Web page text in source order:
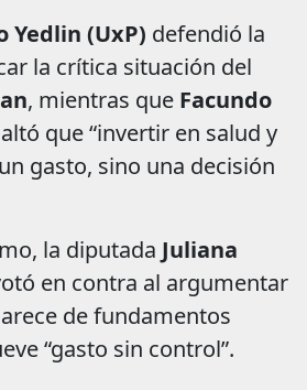
Yedlin (UxP) defendió la
la crítica situación del
, mientras que Facundo
que “invertir en salud y
gasto, sino una decisión
la diputada Juliana
en contra al argumentar
de fundamentos
“gasto sin control”.